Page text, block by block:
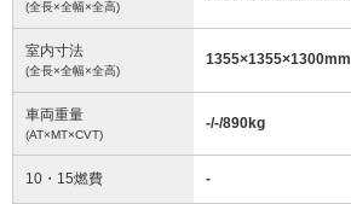
(全長×全幅×全高)
室内寸法
(全長×全幅×全高)
1355×1355×1300mm
車両重量
(AT×MT×CVT)
-/-/890kg
10・15燃費 -